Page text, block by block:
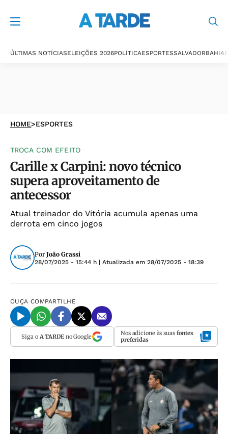
ÚLTIMAS NOTÍCIASELEIÇÕES 2026POLÍTICAESPORTESSALVADORBAHIA
HOME>ESPORTES
TROCA COM EFEITO
Carille x Carpini: novo técnico
supera aproveitamento de
antecessor
Atual treinador do Vitória acumula apenas uma
derrota em cinco jogos
Por João Grassi
28/07/2025 - 15:44 h | Atualizada em 28/07/2025 - 18:39
OUÇA COMPARTILHE
Siga o A TARDEno Google Nos adicione às suas fontes
preferidas